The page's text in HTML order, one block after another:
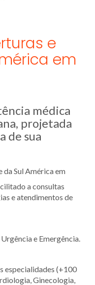
e
em
médica
projetada
de sua
da Sul América em
a consultas
e atendimentos de
e Emergência.
especialidades (+100
Ginecologia,